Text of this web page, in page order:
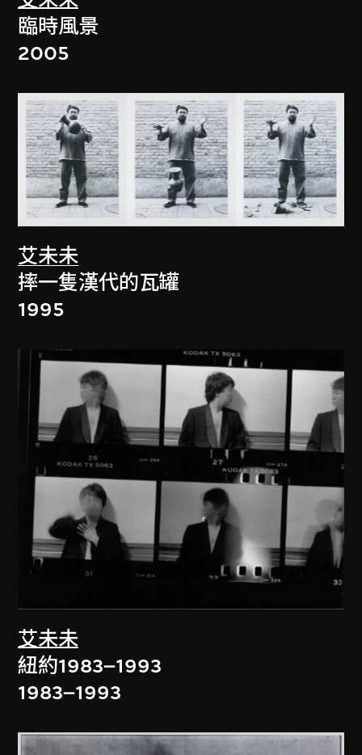
臨時風景
2005
艾未未
摔一隻漢代的瓦罐
1995
艾未未
紐約1983–1993
1983–1993